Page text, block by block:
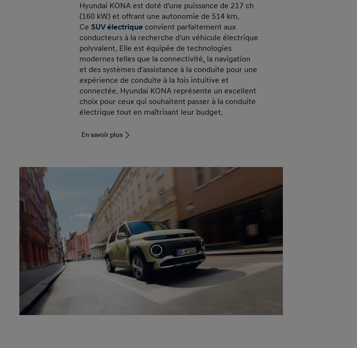
Hyundai KONA est doté d'une puissance de 217 ch
(160 kW) et offrant une autonomie de 514 km.
Ce SUV électriqueconvient parfaitement aux
conducteurs à la recherche d'un véhicule électrique
polyvalent. Elle est équipée de technologies
modernes telles que la connectivité, la navigation
et des systèmes d'assistance à la conduite pour une
expérience de conduite à la fois intuitive et
connectée. Hyundai KONA représente un excellent
choix pour ceux qui souhaitent passer à la conduite
électrique tout en maîtrisant leur budget.
En savoir plus